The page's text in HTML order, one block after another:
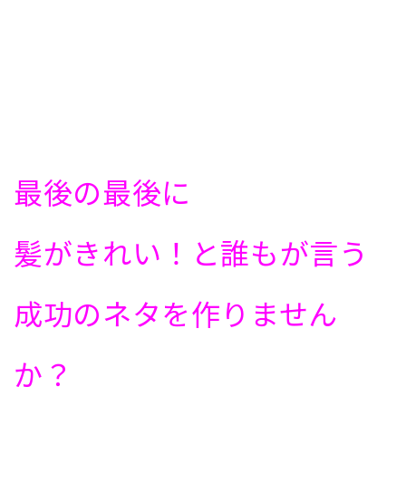
最後の最後に
髪がきれい！と誰もが言う
成功のネタを作りません
か？